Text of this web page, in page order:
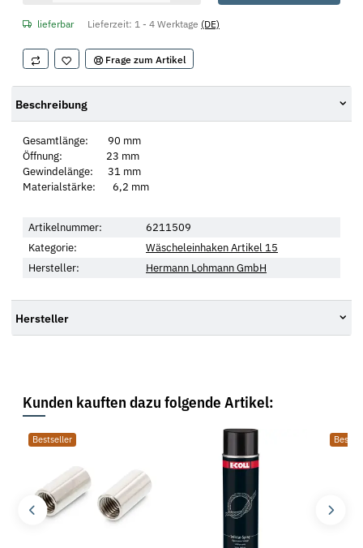
lieferbar Lieferzeit: 1 - 4 Werktage (DE)
Frage zum Artikel
Beschreibung
Gesamtlänge: 90 mm
Öffnung: 23 mm
Gewindelänge: 31 mm
Materialstärke: 6,2 mm
Artikelnummer:
6211509
Kategorie:
Wäscheleinhaken Artikel 15
Hersteller:
Hermann Lohmann GmbH
Hersteller
Kunden kauften dazu folgende Artikel:
Bestseller